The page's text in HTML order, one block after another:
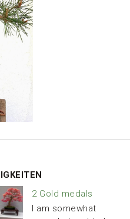
2 Gold medals
I am somewhat